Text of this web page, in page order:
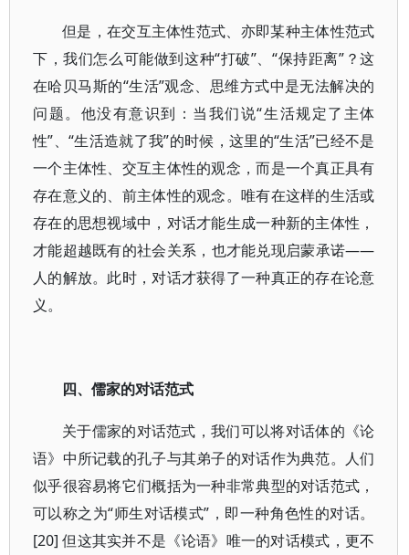
但是，在交互主体性范式、亦即某种主体性范式
下，我们怎么可能做到这种“打破”、“保持距离”？这
在哈贝马斯的“生活”观念、思维方式中是无法解决的
问题。他没有意识到：当我们说“生活规定了主体
性”、“生活造就了我”的时候，这里的“生活”已经不是
一个主体性、交互主体性的观念，而是一个真正具有
存在意义的、前主体性的观念。唯有在这样的生活或
存在的思想视域中，对话才能生成一种新的主体性，
才能超越既有的社会关系，也才能兑现启蒙承诺——
人的解放。此时，对话才获得了一种真正的存在论意
义。
四、儒家的对话范式
关于儒家的对话范式，我们可以将对话体的《论
语》中所记载的孔子与其弟子的对话作为典范。人们
似乎很容易将它们概括为一种非常典型的对话范式，
可以称之为“师生对话模式”，即一种角色性的对话。
[20] 但这其实并不是《论语》唯一的对话模式，更不